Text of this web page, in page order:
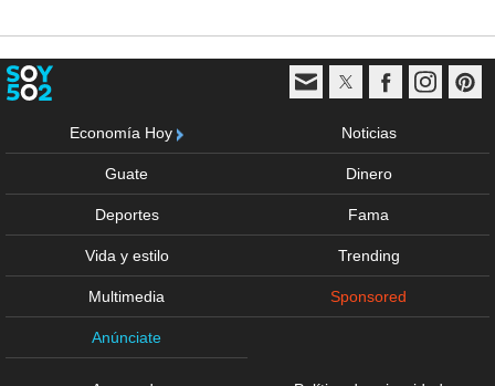
Economía Hoy Noticias
Guate Dinero
Deportes Fama
Vida y estilo Trending
Multimedia Sponsored
Anúnciate